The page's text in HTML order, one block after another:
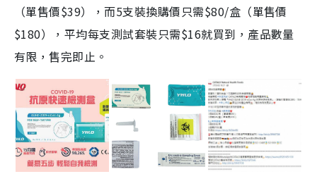
（單售價$39），而5支裝換購價只需$80/盒（單售價
$180），平均每支測試套裝只需$16就買到，產品數量
有限，售完即止。